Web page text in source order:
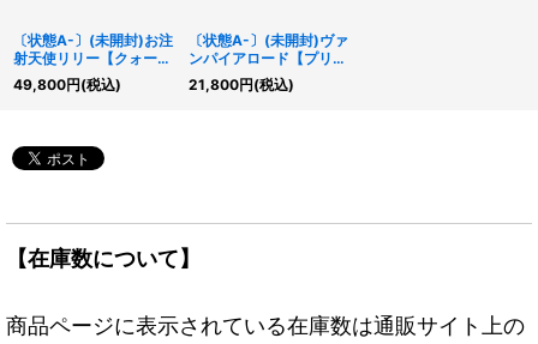
〔状態A-〕(未開封)お注
射天使リリー【クォータ
ーセンチュリーシークレ
ット】{24YA-JP002}
49,800円(税込)
〔状態A-〕(未開封)ヴァ
ンパイアロード【プリズ
マティックシークレッ
ト】{25YA-JP004}
21,800円(税込)
【在庫数について】
商品ページに表示されている在庫数は通販サイト上の